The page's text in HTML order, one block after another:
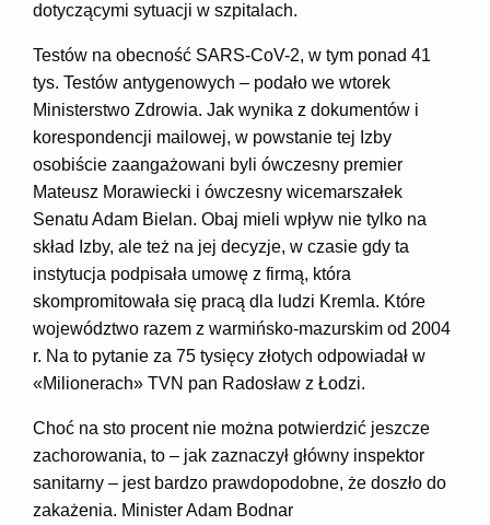
dotyczącymi sytuacji w szpitalach.
Testów na obecność SARS-CoV-2, w tym ponad 41
tys. Testów antygenowych – podało we wtorek
Ministerstwo Zdrowia. Jak wynika z dokumentów i
korespondencji mailowej, w powstanie tej Izby
osobiście zaangażowani byli ówczesny premier
Mateusz Morawiecki i ówczesny wicemarszałek
Senatu Adam Bielan. Obaj mieli wpływ nie tylko na
skład Izby, ale też na jej decyzje, w czasie gdy ta
instytucja podpisała umowę z firmą, która
skompromitowała się pracą dla ludzi Kremla. Które
województwo razem z warmińsko-mazurskim od 2004
r. Na to pytanie za 75 tysięcy złotych odpowiadał w
«Milionerach» TVN pan Radosław z Łodzi.
Choć na sto procent nie można potwierdzić jeszcze
zachorowania, to – jak zaznaczył główny inspektor
sanitarny – jest bardzo prawdopodobne, że doszło do
zakażenia. Minister Adam Bodnar